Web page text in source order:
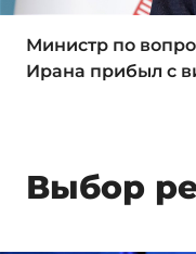
Министр по
Ирана прибыл с
Выбор